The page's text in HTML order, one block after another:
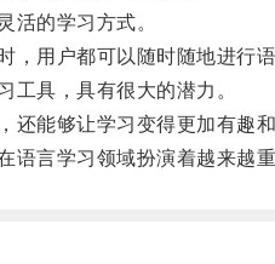
的学习方式。
用户都可以随时随地进行语
具，具有很大的潜力。
能够让学习变得更加有趣和
言学习领域扮演着越来越重